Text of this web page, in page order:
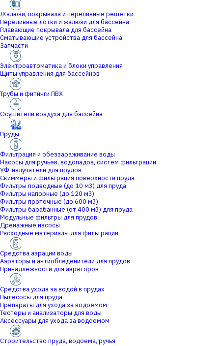
Жалюзи, покрывала и переливные решетки
Переливные лотки и жалюзи для бассейна
Плавающие покрывала для бассейна
Сматывающие устройства для бассейна
Запчасти
Электроавтоматика и блоки управления
Щиты управления для бассейнов
Трубы и фитинги ПВХ
Осушители воздуха для бассейна
Пруды
Фильтрация и обеззараживание воды
Насосы для ручьев, водопадов, систем фильтрации
УФ-излучатели для прудов
Скиммеры и фильтрация поверхности пруда
Фильтры подводные (до 10 м3) для пруда
Фильтры напорные (до 120 м3)
Фильтры проточные (до 600 м3)
Фильтры барабанные (от 400 м3) для пруда
Модульные фильтры для прудов
Дренажные насосы
Расходные материалы для фильтрации
Средства аэрации воды
Аэраторы и антиобледенители для прудов
Принадлежности для аэраторов
Средства ухода за водой в прудах
Пылесосы для пруда
Препараты для ухода за водоемом
Тестеры и анализаторы для воды
Аксессуары для ухода за водоемом
Строительство пруда, водоема, ручья